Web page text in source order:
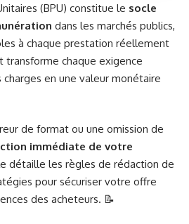
(BPU) constitue le socle
dans les marchés publics,
à chaque prestation réellement
transforme chaque exigence
en une valeur monétaire
de format ou une omission de
immédiate de votre
détaille les règles de rédaction de
pour sécuriser votre offre
des acheteurs. 📝